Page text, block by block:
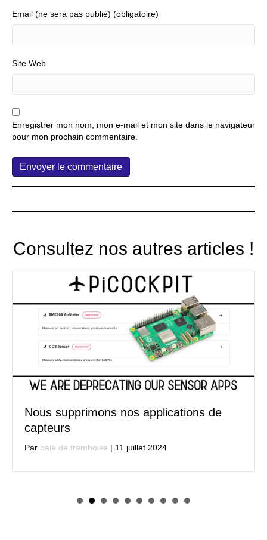
Email (ne sera pas publié) (obligatoire)
Site Web
Enregistrer mon nom, mon e-mail et mon site dans le navigateur
pour mon prochain commentaire.
Consultez nos autres articles !
Nous supprimons nos applications de
capteurs
Par baie de framboise | 11 juillet 2024